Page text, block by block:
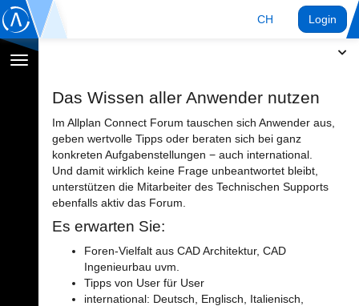
CH Login
Navigation
Das Wissen aller Anwender nutzen
Im Allplan Connect Forum tauschen sich Anwender aus,
geben wertvolle Tipps oder beraten sich bei ganz
konkreten Aufgabenstellungen − auch international.
Und damit wirklich keine Frage unbeantwortet bleibt,
unterstützen die Mitarbeiter des Technischen Supports
ebenfalls aktiv das Forum.
Es erwarten Sie:
Foren-Vielfalt aus CAD Architektur, CAD
Ingenieurbau uvm.
Tipps von User für User
international: Deutsch, Englisch, Italienisch,